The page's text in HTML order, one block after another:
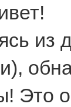
из
Это